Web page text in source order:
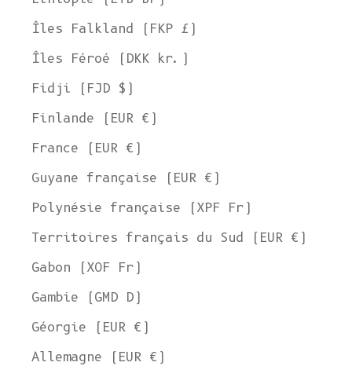
Îles Falkland (FKP £)
Îles Féroé (DKK kr.)
Fidji (FJD $)
Finlande (EUR €)
France (EUR €)
Guyane française (EUR €)
Polynésie française (XPF Fr)
Territoires français du Sud (EUR €)
Gabon (XOF Fr)
Gambie (GMD D)
Géorgie (EUR €)
Allemagne (EUR €)